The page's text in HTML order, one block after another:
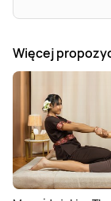
Więcej